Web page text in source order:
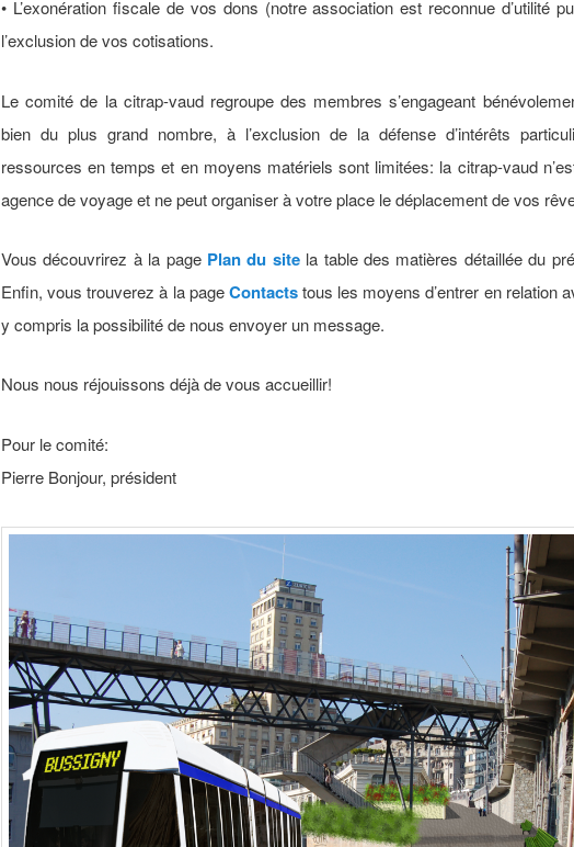
• L’exonération fiscale de vos dons (notre association est reconnue d’utilité
l’exclusion de vos cotisations.
Le comité de la citrap-vaud regroupe des membres s’engageant
bien du plus grand nombre, à l’exclusion de la défense d’intérêts
ressources en temps et en moyens matériels sont limitées: la citrap-vaud
agence de voyage et ne peut organiser à votre place le déplacement de vos
Vous découvrirez à la page Plan du sitela table des matières détaillée du
Enfin, vous trouverez à la pageContactstous les moyens d’entrer en relation
y compris la possibilité de nous envoyer un message.
Nous nous réjouissons déjà de vous accueillir!
Pour le comité:
Pierre Bonjour, président